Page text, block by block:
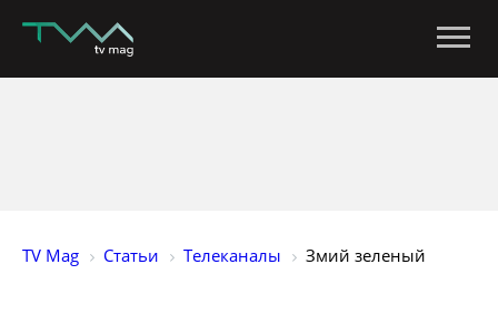
TV Mag Статьи Телеканалы Змий зеленый